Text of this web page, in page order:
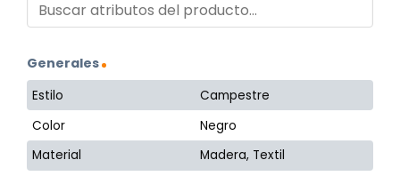
Generales
Estilo
Campestre
Color
Negro
Material
Madera, Textil